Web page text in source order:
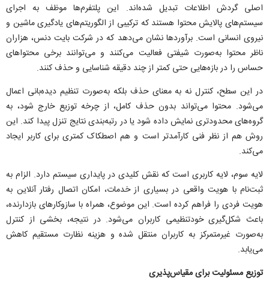
اصلی گردش اطلاعات تبدیل شده‌اند. این پلتفرم‌ها موظف به اجرای
سیستم‌های پالایش محتوا هستند که ترکیبی از الگوریتم‌های یادگیری ماشین و
نیروی انسانی است. برآورد‌ها نشان می‌دهد که در شرکت بایت دنس، هزاران
ناظر محتوا به‌صورت شیفتی فعالیت می‌کنند و می‌توانند برخی محتوا‌های
حساس را در بازه‌هایی حتی کمتر از چند دقیقه شناسایی و حذف کنند.
در این سطح، کنترل نه به معنای حذف بلکه به‌صورت تنظیم دیده‌بانی اعمال
می‌شود. محتوا می‌تواند بدون حذف کامل، از چرخه توزیع خارج شود، به
گروه‌های محدودتری نمایش داده شود یا در رتبه‌بندی نتایج تنزل پیدا کند. این
روش هم از نظر فنی کارآمدتر است و هم اصطکاک کمتری برای کاربر ایجاد
می‌کند.
لایه سوم، لایه کاربری است که نقش کلیدی در پایداری سیستم دارد. الزام به
ثبت‌نام با هویت واقعی در بسیاری از خدمات، امکان اتصال رفتار آنلاین به
هویت فردی را فراهم کرده است. این موضوع، همراه با سازوکار‌های بازدارنده،
باعث شکل‌گیری خودتنظیمی کاربران می‌شود. در نتیجه، بخشی از کنترل
به‌صورت غیرمتمرکز به کاربران منتقل شده و هزینه نظارت مستقیم کاهش
می‌یابد.
توزیع مسئولیت برای مقیاس‌پذیری